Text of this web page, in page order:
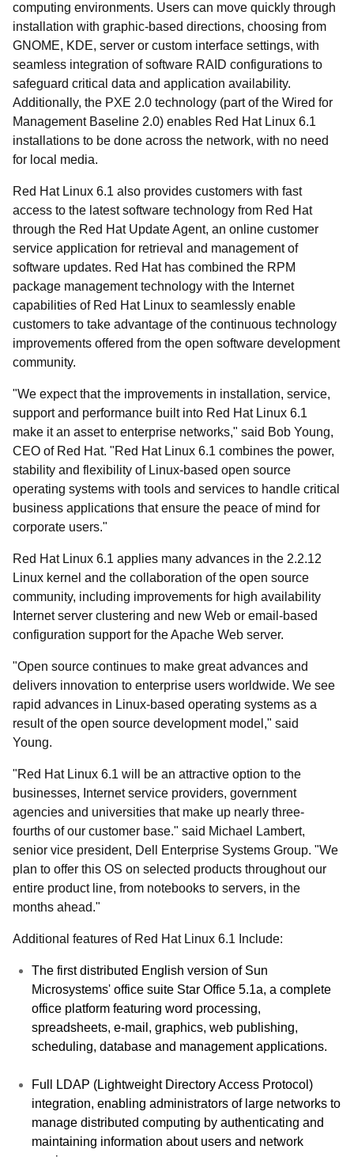
computing environments. Users can move quickly through
installation with graphic-based directions, choosing from
GNOME, KDE, server or custom interface settings, with
seamless integration of software RAID configurations to
safeguard critical data and application availability.
Additionally, the PXE 2.0 technology (part of the Wired for
Management Baseline 2.0) enables Red Hat Linux 6.1
installations to be done across the network, with no need
for local media.
Red Hat Linux 6.1 also provides customers with fast
access to the latest software technology from Red Hat
through the Red Hat Update Agent, an online customer
service application for retrieval and management of
software updates. Red Hat has combined the RPM
package management technology with the Internet
capabilities of Red Hat Linux to seamlessly enable
customers to take advantage of the continuous technology
improvements offered from the open software development
community.
"We expect that the improvements in installation, service,
support and performance built into Red Hat Linux 6.1
make it an asset to enterprise networks," said Bob Young,
CEO of Red Hat. "Red Hat Linux 6.1 combines the power,
stability and flexibility of Linux-based open source
operating systems with tools and services to handle critical
business applications that ensure the peace of mind for
corporate users."
Red Hat Linux 6.1 applies many advances in the 2.2.12
Linux kernel and the collaboration of the open source
community, including improvements for high availability
Internet server clustering and new Web or email-based
configuration support for the Apache Web server.
"Open source continues to make great advances and
delivers innovation to enterprise users worldwide. We see
rapid advances in Linux-based operating systems as a
result of the open source development model," said
Young.
"Red Hat Linux 6.1 will be an attractive option to the
businesses, Internet service providers, government
agencies and universities that make up nearly three-
fourths of our customer base." said Michael Lambert,
senior vice president, Dell Enterprise Systems Group. "We
plan to offer this OS on selected products throughout our
entire product line, from notebooks to servers, in the
months ahead."
Additional features of Red Hat Linux 6.1 Include:
The first distributed English version of Sun
Microsystems' office suite Star Office 5.1a, a complete
office platform featuring word processing,
spreadsheets, e-mail, graphics, web publishing,
scheduling, database and management applications.
Full LDAP (Lightweight Directory Access Protocol)
integration, enabling administrators of large networks to
manage distributed computing by authenticating and
maintaining information about users and network